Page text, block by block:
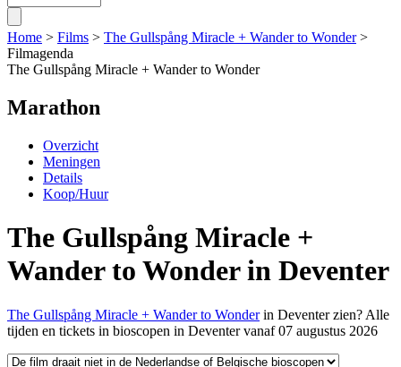
Home > Films > The Gullspång Miracle + Wander to Wonder>
Filmagenda
The Gullspång Miracle + Wander to Wonder
Marathon
Overzicht
Meningen
Details
Koop/Huur
The Gullspång Miracle +
Wander to Wonder in Deventer
The Gullspång Miracle + Wander to Wonderin Deventer zien? Alle
tijden en tickets in bioscopen in Deventer vanaf 07 augustus 2026